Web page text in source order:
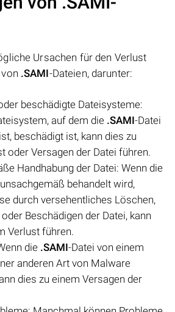
Ursachen für den Verlust
.SAMI-Dateien, darunter:
beschädigte Dateisysteme:
auf dem die .SAMI-Datei
beschädigt ist, kann dies zu
oder Versagen der Datei führen.
Handhabung der Datei: Wenn die
behandelt wird,
durch versehentliches Löschen,
Beschädigen der Datei, kann
Verlust führen.
die .SAMI-Datei von einem
anderen Art von Malware
dies zu einem Versagen der